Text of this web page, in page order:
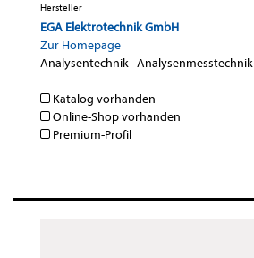
Hersteller
EGA Elektrotechnik GmbH
Zur Homepage
Analysentechnik·Analysenmesstechnik
Katalog vorhanden
Online-Shop vorhanden
Premium-Profil